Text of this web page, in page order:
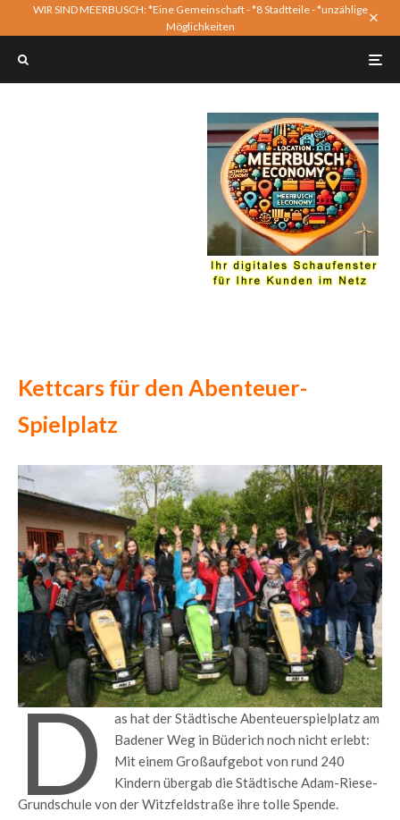
WIR SIND MEERBUSCH: *Eine Gemeinschaft - *8 Stadtteile - *unzählige
Möglichkeiten
Kettcars für den Abenteuer-
Spielplatz
D
as hat der Städtische Abenteuerspielplatz am
Badener Weg in Büderich noch nicht erlebt:
Mit einem Großaufgebot von rund 240
Kindern übergab die Städtische Adam-Riese-
Grundschule von der Witzfeldstraße ihre tolle Spende.